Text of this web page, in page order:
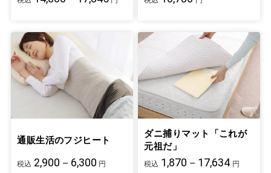
通販生活のフジヒート
税込 2,900－6,300 円
ダニ捕りマット「これが
元祖だ」
税込 1,870－17,634 円